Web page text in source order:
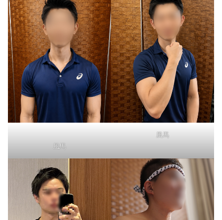
風馬
風馬